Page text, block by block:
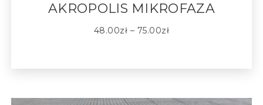
AKROPOLIS MIKROFAZA
48.00zł – 75.00zł